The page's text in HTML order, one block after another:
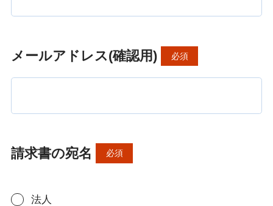
メールアドレス(確認用) 必須
請求書の宛名 必須
法人